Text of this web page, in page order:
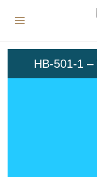
HB-501-1